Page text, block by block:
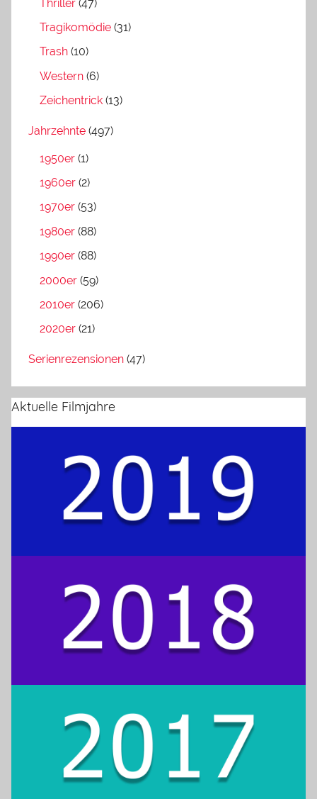
Thriller (47)
Tragikomödie (31)
Trash (10)
Western (6)
Zeichentrick (13)
Jahrzehnte (497)
1950er (1)
1960er (2)
1970er (53)
1980er (88)
1990er (88)
2000er (59)
2010er (206)
2020er (21)
Serienrezensionen (47)
Aktuelle Filmjahre